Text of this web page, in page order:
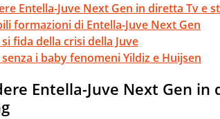
Entella-Juve Next Gen in diretta Tv e
formazioni di Entella-Juve Next Gen
fida della crisi della Juve
i baby fenomeni Yildiz e Huijsen
Entella-Juve Next Gen in